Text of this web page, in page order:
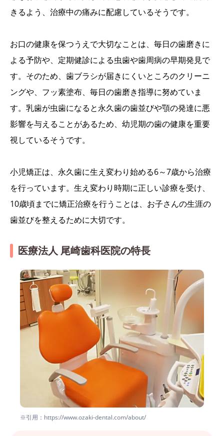
きるよう、治療中の痛みに配慮しているそうです。
お口の健康を保つうえで大切なことは、毎日の歯磨きに
よる予防や、定期健診による虫歯や歯周病の早期発見で
す。そのため、歯ブラシが届きにくいところのクリーニ
ングや、フッ素塗布、毎日の歯磨き指導に努めていま
す。乳歯が虫歯になると永久歯の歯並びや顎の発達に悪
影響を与えることがあるため、幼児期の歯の健康を重要
視しているそうです。
小児矯正は、永久歯に生え変わり始める6～7歳から治療
を行っています。生え変わり時期に正しい診療を受け、
10歳頃までに矯正治療を行うことは、お子さんの生涯の
歯並びを整えるために大切です。
医療法人 尾崎歯科医院の特長
※引用：https://www.ozaki-dental.com/about/